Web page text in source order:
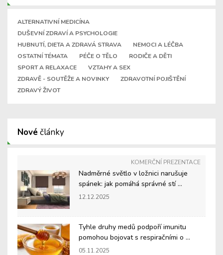
ALTERNATIVNÍ MEDICÍNA
DUŠEVNÍ ZDRAVÍ A PSYCHOLOGIE
HUBNUTÍ, DIETA A ZDRAVÁ STRAVA
NEMOCI A LÉČBA
OSTATNÍ TÉMATA
PÉČE O TĚLO
RODIČE A DĚTI
SPORT A RELAXACE
VZTAHY A SEX
ZDRAVĚ - SOUTĚŽE A NOVINKY
ZDRAVOTNÍ POJIŠTĚNÍ
ZDRAVÝ ŽIVOT
Nové články
KOMERČNÍ PREZENTACE
Nadměrné světlo v ložnici narušuje
spánek: jak pomáhá správné stí ...
12.12.2025
Tyhle druhy medů podpoří imunitu
pomohou bojovat s respiračními o ...
05.11.2025